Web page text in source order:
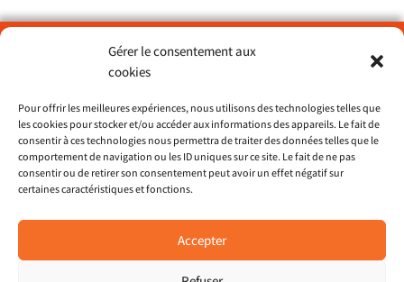
Gérer le consentement aux
cookies
Pour offrir les meilleures expériences, nous utilisons des technologies telles que
les cookies pour stocker et/ou accéder aux informations des appareils. Le fait de
consentir à ces technologies nous permettra de traiter des données telles que le
comportement de navigation ou les ID uniques sur ce site. Le fait de ne pas
consentir ou de retirer son consentement peut avoir un effet négatif sur
certaines caractéristiques et fonctions.
Accepter
Paroisse Sainte Catherine du Petit Port – Nantes
> St François d’Assise
> St Dominique
Site du diocèse 44
Restons en contact
Pour recevoir les nouvelles paroissiales et le
bulletin mensuel,